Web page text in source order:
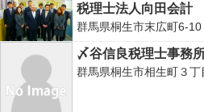
税理士法人向田会計
群馬県桐生市末広町6-
〆谷信良税理士事務
群馬県桐生市相生町３丁